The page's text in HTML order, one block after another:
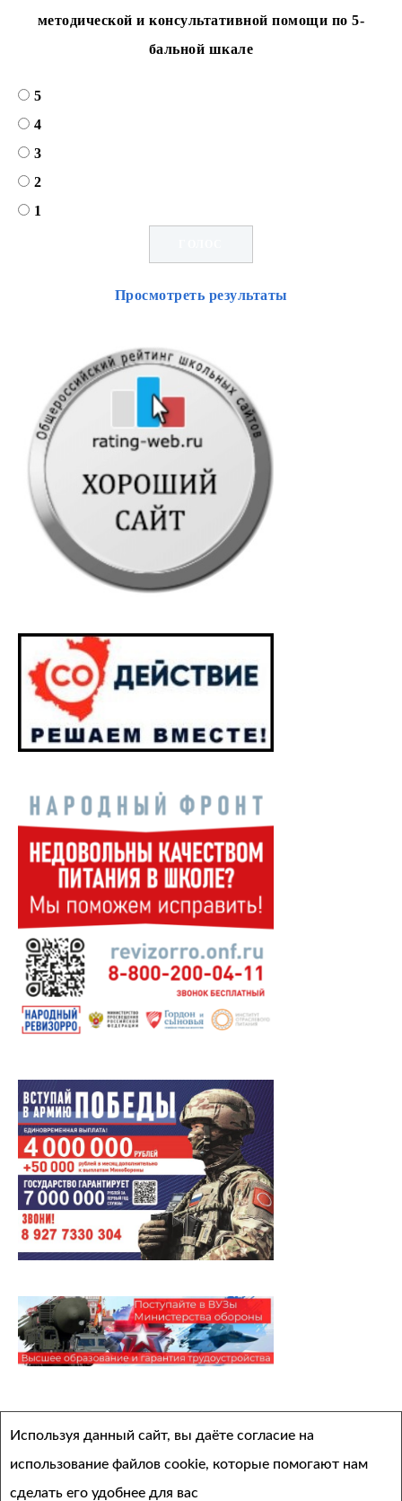
методической и консультативной помощи по 5-
бальной шкале
5
4
3
2
1
Просмотреть результаты
Архивы
Выберите месяц
Используя данный сайт, вы даёте согласие на
использование файлов cookie, которые помогают нам
сделать его удобнее для вас